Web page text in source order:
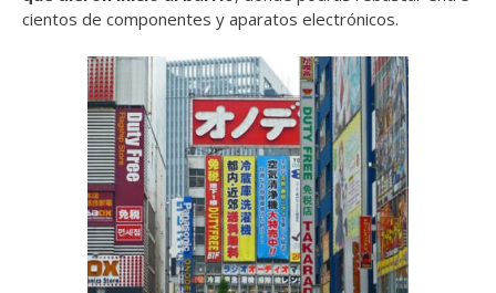
cientos de componentes y aparatos electrónicos.